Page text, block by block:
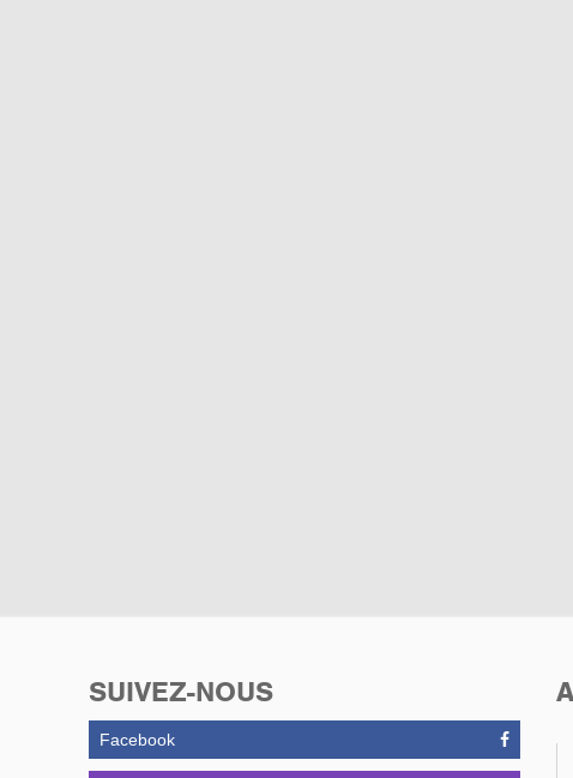
SUIVEZ-NOUS
Facebook